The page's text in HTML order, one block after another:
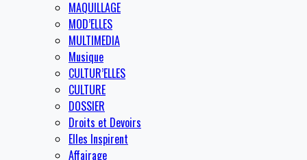
MAQUILLAGE
MOD’ELLES
MULTIMEDIA
Musique
CULTUR’ELLES
CULTURE
DOSSIER
Droits et Devoirs
Elles Inspirent
Affairage